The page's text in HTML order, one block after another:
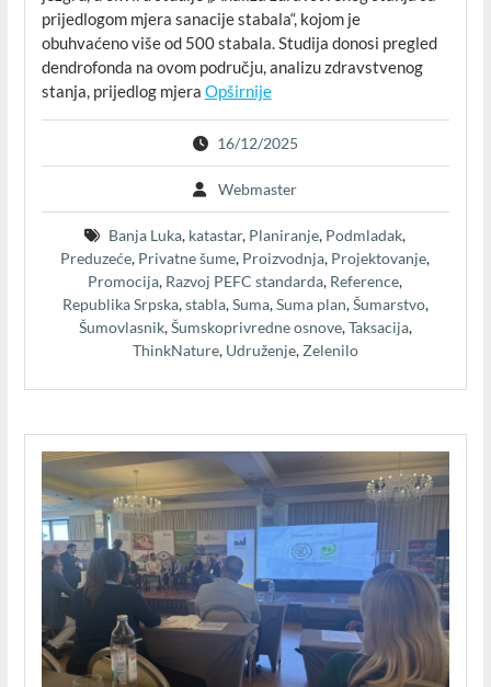
prijedlogom mjera sanacije stabala“, kojom je
obuhvaćeno više od 500 stabala. Studija donosi pregled
dendrofonda na ovom području, analizu zdravstvenog
stanja, prijedlog mjera Opširnije
16/12/2025
Webmaster
Banja Luka, katastar, Planiranje, Podmladak,
Preduzeće, Privatne šume, Proizvodnja, Projektovanje,
Promocija, Razvoj PEFC standarda, Reference,
Republika Srpska,stabla,Suma,Suma plan,Šumarstvo,
Šumovlasnik,Šumskoprivredne osnove,Taksacija,
ThinkNature, Udruženje, Zelenilo